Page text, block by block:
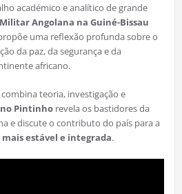
académico e analítico de grande
Angolana na Guiné-Bissau
uma reflexão profunda sobre o
da paz, da segurança e da
africano.
teoria, investigação e
Pintinhorevela os bastidores da
e discute o contributo do país para a
estável e integrada.